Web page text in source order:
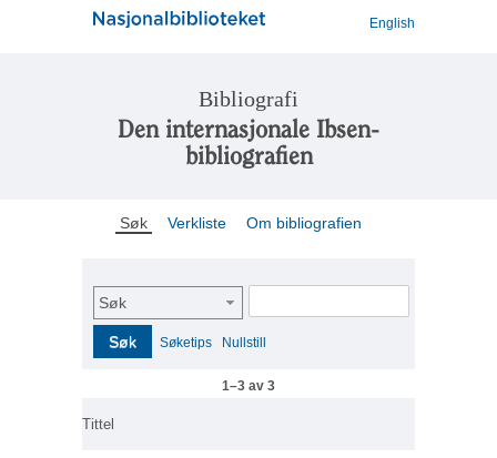
English
Bibliografi
Den internasjonale Ibsen-
bibliografien
Søk Verkliste Om bibliografien
Søk
Søk Søketips Nullstill
1–3 av 3
Tittel